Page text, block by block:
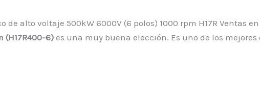
(H17R400-6) es una muy buena elección. Es uno de los